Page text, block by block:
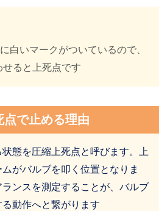
白いマークがついているので、
ると上死点です
点で止める理由
態を圧縮上死点と呼びます。上
がバルブを叩く位置となりま
ンスを測定することが、バルブ
動作へと繋がります